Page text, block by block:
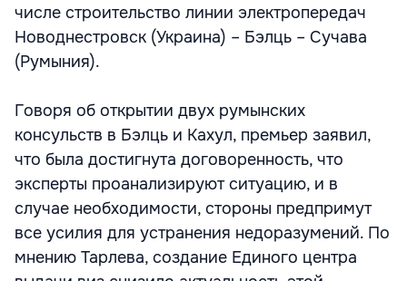
числе строительство линии электропередач
Новоднестровск (Украина) – Бэлць – Сучава
(Румыния).
Говоря об открытии двух румынских
консульств в Бэлць и Кахул, премьер заявил,
что была достигнута договоренность, что
эксперты проанализируют ситуацию, и в
случае необходимости, стороны предпримут
все усилия для устранения недоразумений. По
мнению Тарлева, создание Единого центра